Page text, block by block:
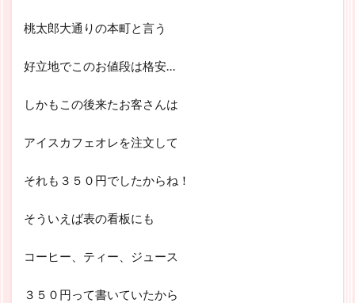
桃太郎大通りの本町と言う
好立地でこのお値段は格安…
しかもこの後来たお客さんは
アイスカフェオレを注文して
それも３５０円でしたからね！
そういえば表の看板にも
コーヒー、ティー、ジュース
３５０円って書いていたから